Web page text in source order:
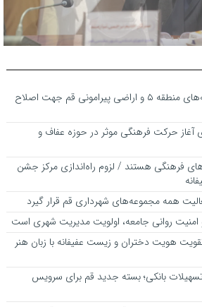
بررسی ظرفیت کوره‌پزخانه‌های منطقه ۵ و اراضی پیرامونی قم جهت اصلاح
آغاز حرکت فرهنگی موثر در حوزه عفاف و
فرهنگی هستند / لزوم راه‌اندازی مرکز جشن
همه مجموعه‌های شهرداری قم قرار گیرد
امنیت روانی جامعه، اولویت مدیریت شهری است
هویت دختران و زیست عفیفانه با زبان هنر
بانکی؛ بسته جدید قم برای سرویس